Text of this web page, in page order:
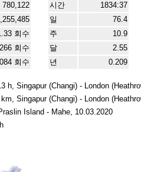
780,122
회수
회수
회수
시간
1834:37
일
76.4
주
10.9
달
2.55
년
0.209
h, Singapur (Changi) - London
Singapur (Changi) - London
Island - Mahe, 10.03.2020